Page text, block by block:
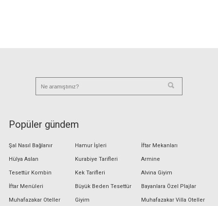
Popüler gündem
Şal Nasıl Bağlanır
Hülya Aslan
Tesettür Kombin
İftar Menüleri
Muhafazakar Oteller
Hamur İşleri
Kurabiye Tarifleri
Kek Tarifleri
Büyük Beden Tesettür
Giyim
İftar Mekanları
Armine
Alvina Giyim
Bayanlara Özel Plajlar
Muhafazakar Villa Oteller